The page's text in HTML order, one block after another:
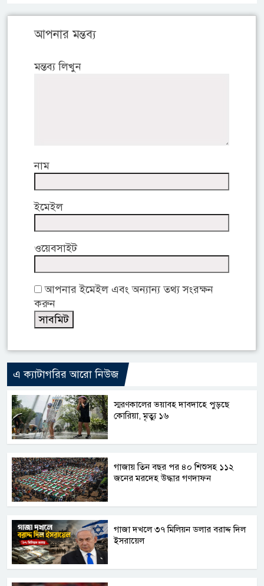
আপনার মন্তব্য
মন্তব্য লিখুন
নাম
ইমেইল
ওয়েবসাইট
আপনার ইমেইল এবং অন্যান্য তথ্য সংরক্ষন
করুন
এ ক্যাটাগরির আরো নিউজ
স্মরণকালের ভয়াবহ দাবদাহে পুড়ছে
কোরিয়া, মৃত্যু ১৬
গাজায় তিন বছর পর ৪০ শিশুসহ ১১২
জনের মরদেহ উদ্ধার গণদাফন
গাজা দখলে ৩৭ মিলিয়ন ডলার বরাদ্দ দিল
ইসরায়েল